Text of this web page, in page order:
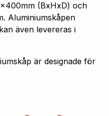
(BxHxD) och
Aluminiumskåpen
även levereras i
är designade för